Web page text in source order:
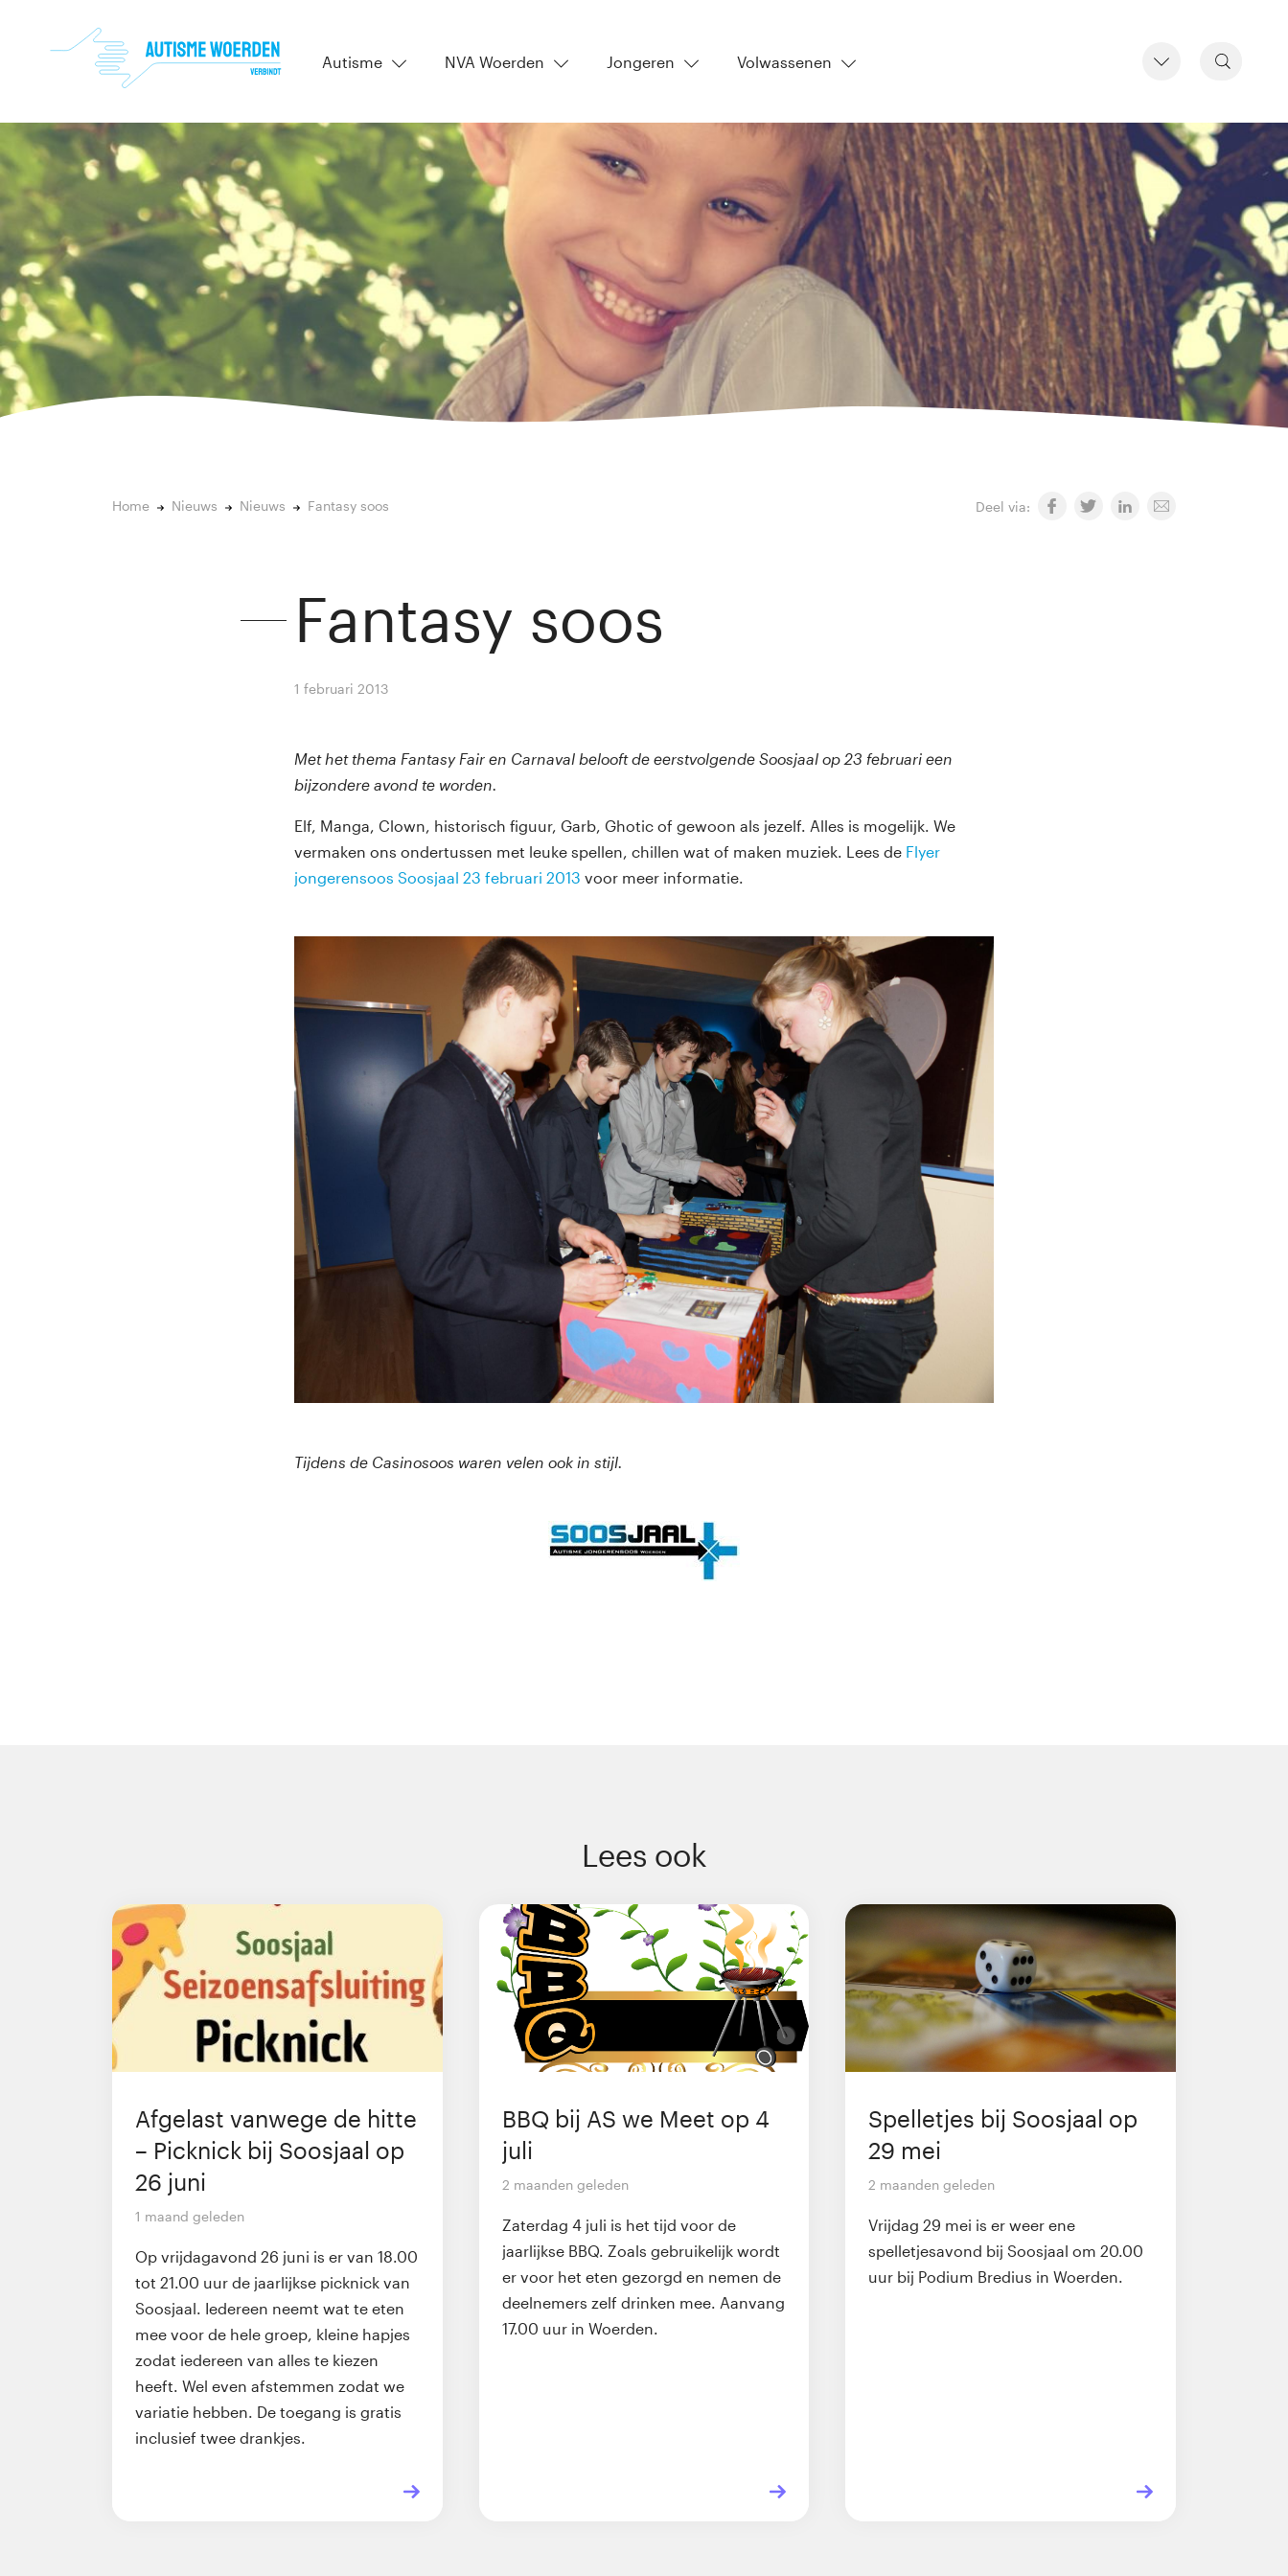
Autisme NVA Woerden Jongeren Volwassenen
Home Nieuws Nieuws Fantasy soos Deel via:
Fantasy soos
1 februari 2013
Met het thema Fantasy Fair en Carnaval belooft de eerstvolgende Soosjaal op 23 februari een
bijzondere avond te worden.
Elf, Manga, Clown, historisch figuur, Garb, Ghotic of gewoon als jezelf. Alles is mogelijk. We
vermaken ons ondertussen met leuke spellen, chillen wat of maken muziek. Lees de Flyer
jongerensoos Soosjaal 23 februari 2013 voor meer informatie.
Tijdens de Casinosoos waren velen ook in stijl.
Lees ook
Afgelast vanwege de hitte
– Picknick bij Soosjaal op
26 juni
1 maand geleden
Op vrijdagavond 26 juni is er van 18.00
tot 21.00 uur de jaarlijkse picknick van
Soosjaal. Iedereen neemt wat te eten
mee voor de hele groep, kleine hapjes
zodat iedereen van alles te kiezen
heeft. Wel even afstemmen zodat we
variatie hebben. De toegang is gratis
inclusief twee drankjes.
BBQ bij AS we Meet op 4
juli
2 maanden geleden
Zaterdag 4 juli is het tijd voor de
jaarlijkse BBQ. Zoals gebruikelijk wordt
er voor het eten gezorgd en nemen de
deelnemers zelf drinken mee. Aanvang
17.00 uur in Woerden.
Spelletjes bij Soosjaal op
29 mei
2 maanden geleden
Vrijdag 29 mei is er weer ene
spelletjesavond bij Soosjaal om 20.00
uur bij Podium Bredius in Woerden.